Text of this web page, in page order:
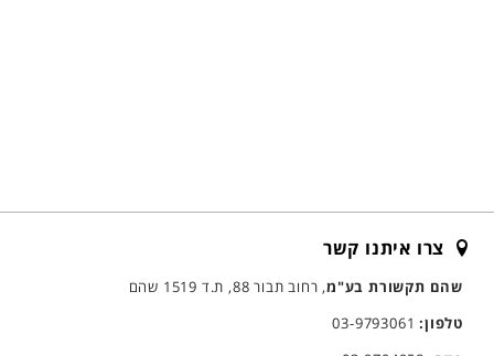
צרו איתנו קשר
שהם תקשורת בע"מ, רחוב תבור 88, ת.ד 1519 שהם
טלפון:03-9793061